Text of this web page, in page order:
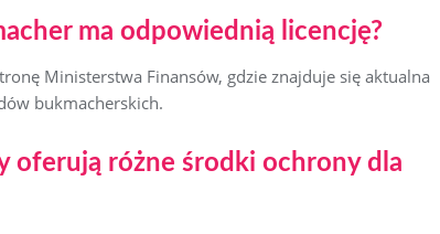
ma odpowiednią licencję?
Ministerstwa Finansów, gdzie znajduje się aktualna
bukmacherskich.
oferują różne środki ochrony dla